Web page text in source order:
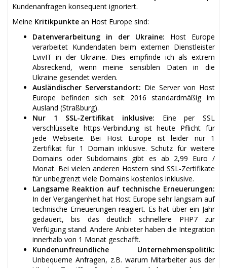
Kundenanfragen konsequent ignoriert.
Meine Kritikpunkte an Host Europe sind:
Datenverarbeitung in der Ukraine: Host Europe
verarbeitet Kundendaten beim externen Dienstleister
LvivIT in der Ukraine. Dies empfinde ich als extrem
Absreckend, wenn meine sensiblen Daten in die
Ukraine gesendet werden.
Ausländischer Serverstandort: Die Server von Host
Europe befinden sich seit 2016 standardmäßig im
Ausland (Straßburg).
Nur 1 SSL-Zertifikat inklusive: Eine per SSL
verschlüsselte https-Verbindung ist heute Pflicht für
jede Webseite. Bei Host Europe ist leider nur 1
Zertifikat für 1 Domain inklusive. Schutz für weitere
Domains oder Subdomains gibt es ab 2,99 Euro /
Monat. Bei vielen anderen Hostern sind SSL-Zertifikate
für unbegrenzt viele Domains kostenlos inklusive.
Langsame Reaktion auf technische Erneuerungen:
In der Vergangenheit hat Host Europe sehr langsam auf
technische Erneuerungen reagiert. Es hat über ein Jahr
gedauert, bis das deutlich schnellere PHP7 zur
Verfügung stand. Andere Anbieter haben die Integration
innerhalb von 1 Monat geschafft.
Kundenunfreundliche Unternehmenspolitik:
Unbequeme Anfragen, z.B. warum Mitarbeiter aus der